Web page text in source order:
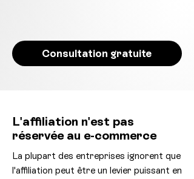
Consultation gratuite
L'affiliation n'est pas
réservée au e-commerce
La plupart des entreprises ignorent que
l'affiliation peut être un levier puissant en